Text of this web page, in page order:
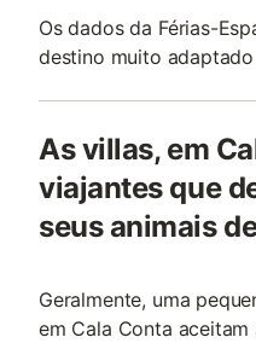
Os dados da Férias-
destino muito
As villas, em
viajantes que
seus animais
Geralmente, uma
em Cala Conta